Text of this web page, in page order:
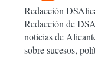
Redacción
Redacción de
noticias de
sobre sucesos,